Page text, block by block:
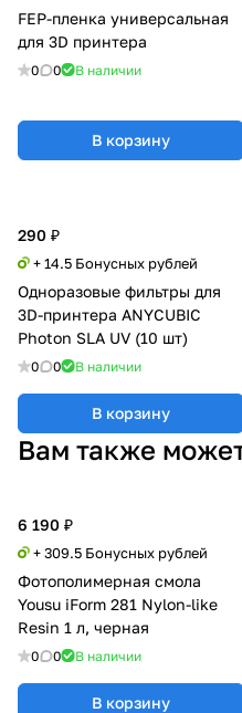
FEP-пленка универсальная
для 3D принтера
0 0 В наличии
В корзину
290 ₽
+ 14.5 Бонусных рублей
Одноразовые фильтры для
3D-принтера ANYCUBIC
Photon SLA UV (10 шт)
0 0 В наличии
В корзину
Вам также
6 190 ₽
+ 309.5 Бонусных рублей
Фотополимерная смола
Yousu iForm 281 Nylon-like
Resin 1 л, черная
0 0 В наличии
В корзину